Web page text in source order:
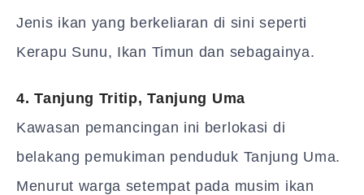
Jenis ikan yang berkeliaran di sini seperti
Kerapu Sunu, Ikan Timun dan sebagainya.
4. Tanjung Tritip, Tanjung Uma
Kawasan pemancingan ini berlokasi di
belakang pemukiman penduduk Tanjung Uma.
Menurut warga setempat pada musim ikan